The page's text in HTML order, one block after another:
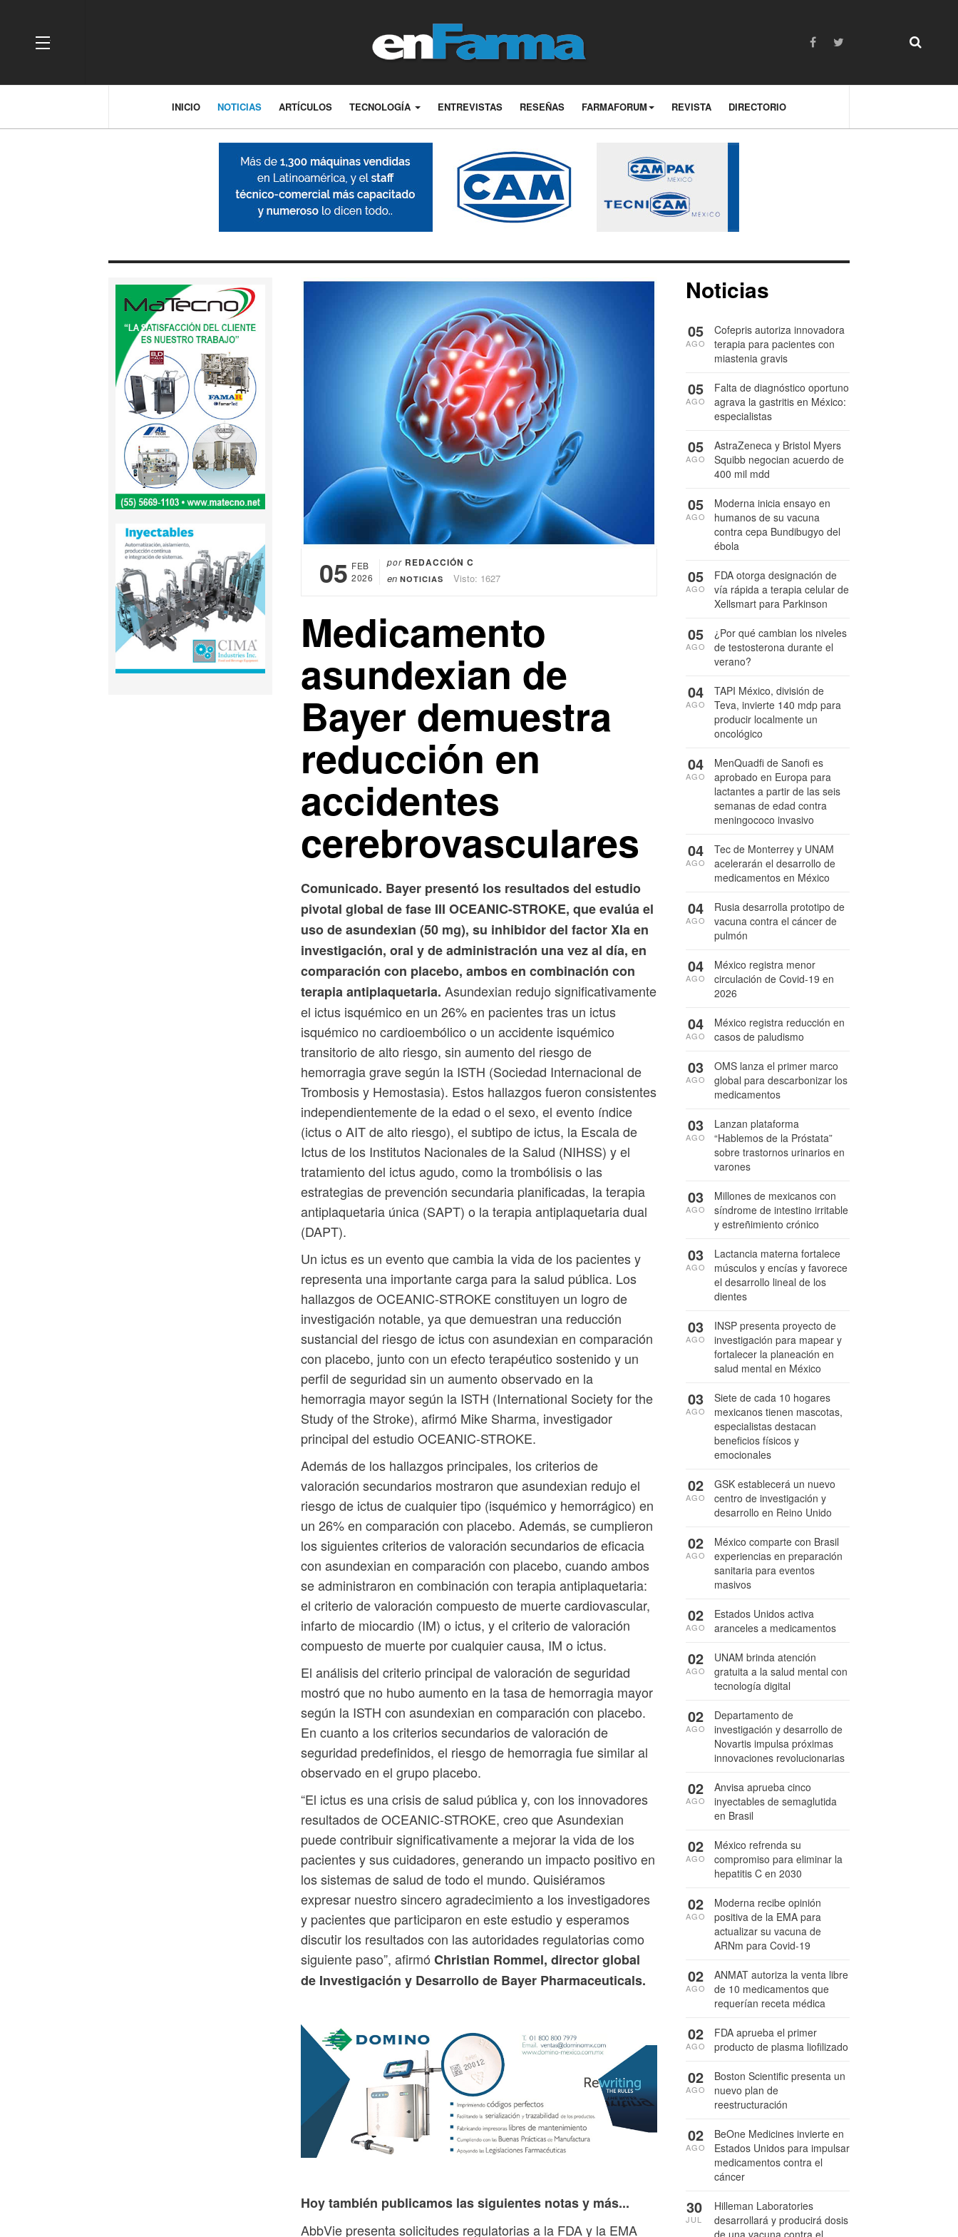
OFF CANVAS
INICIO NOTICIAS ARTÍCULOS TECNOLOGÍA ENTREVISTAS RESEÑAS FARMAFORUM REVISTA DIRECTORIO
05 FEB
2026
por REDACCIÓN C
en NOTICIAS Visto: 1627
Medicamento
asundexian de
Bayer demuestra
reducción en
accidentes
cerebrovasculares
Comunicado. Bayer presentó los resultados del estudio
pivotal global de fase III OCEANIC-STROKE, que evalúa el
uso de asundexian (50 mg), su inhibidor del factor XIa en
investigación, oral y de administración una vez al día, en
comparación con placebo, ambos en combinación con
terapia antiplaquetaria. Asundexian redujo significativamente
el ictus isquémico en un 26% en pacientes tras un ictus
isquémico no cardioembólico o un accidente isquémico
transitorio de alto riesgo, sin aumento del riesgo de
hemorragia grave según la ISTH (Sociedad Internacional de
Trombosis y Hemostasia). Estos hallazgos fueron consistentes
independientemente de la edad o el sexo, el evento índice
(ictus o AIT de alto riesgo), el subtipo de ictus, la Escala de
Ictus de los Institutos Nacionales de la Salud (NIHSS) y el
tratamiento del ictus agudo, como la trombólisis o las
estrategias de prevención secundaria planificadas, la terapia
antiplaquetaria única (SAPT) o la terapia antiplaquetaria dual
(DAPT).
Un ictus es un evento que cambia la vida de los pacientes y
representa una importante carga para la salud pública. Los
hallazgos de OCEANIC-STROKE constituyen un logro de
investigación notable, ya que demuestran una reducción
sustancial del riesgo de ictus con asundexian en comparación
con placebo, junto con un efecto terapéutico sostenido y un
perfil de seguridad sin un aumento observado en la
hemorragia mayor según la ISTH (International Society for the
Study of the Stroke), afirmó Mike Sharma, investigador
principal del estudio OCEANIC-STROKE.
Además de los hallazgos principales, los criterios de
valoración secundarios mostraron que asundexian redujo el
riesgo de ictus de cualquier tipo (isquémico y hemorrágico) en
un 26% en comparación con placebo. Además, se cumplieron
los siguientes criterios de valoración secundarios de eficacia
con asundexian en comparación con placebo, cuando ambos
se administraron en combinación con terapia antiplaquetaria:
el criterio de valoración compuesto de muerte cardiovascular,
infarto de miocardio (IM) o ictus, y el criterio de valoración
compuesto de muerte por cualquier causa, IM o ictus.
El análisis del criterio principal de valoración de seguridad
mostró que no hubo aumento en la tasa de hemorragia mayor
según la ISTH con asundexian en comparación con placebo.
En cuanto a los criterios secundarios de valoración de
seguridad predefinidos, el riesgo de hemorragia fue similar al
observado en el grupo placebo.
“El ictus es una crisis de salud pública y, con los innovadores
resultados de OCEANIC-STROKE, creo que Asundexian
puede contribuir significativamente a mejorar la vida de los
pacientes y sus cuidadores, generando un impacto positivo en
los sistemas de salud de todo el mundo. Quisiéramos
expresar nuestro sincero agradecimiento a los investigadores
y pacientes que participaron en este estudio y esperamos
discutir los resultados con las autoridades regulatorias como
siguiente paso”, afirmó Christian Rommel, director global
de Investigación y Desarrollo de Bayer Pharmaceuticals.
Hoy también publicamos las siguientes notas y más...
AbbVie presenta solicitudes regulatorias a la FDA y la EMA
Noticias
Cofepris autoriza innovadora
terapia para pacientes con
miastenia gravis
05
AGO
Falta de diagnóstico oportuno
agrava la gastritis en México:
especialistas
05
AGO
AstraZeneca y Bristol Myers
Squibb negocian acuerdo de
400 mil mdd
05
AGO
Moderna inicia ensayo en
humanos de su vacuna
contra cepa Bundibugyo del
ébola
05
AGO
FDA otorga designación de
vía rápida a terapia celular de
Xellsmart para Parkinson
05
AGO
¿Por qué cambian los niveles
de testosterona durante el
verano?
05
AGO
TAPI México, división de
Teva, invierte 140 mdp para
producir localmente un
oncológico
04
AGO
MenQuadfi de Sanofi es
aprobado en Europa para
lactantes a partir de las seis
semanas de edad contra
meningococo invasivo
04
AGO
Tec de Monterrey y UNAM
acelerarán el desarrollo de
medicamentos en México
04
AGO
Rusia desarrolla prototipo de
vacuna contra el cáncer de
pulmón
04
AGO
México registra menor
circulación de Covid-19 en
2026
04
AGO
México registra reducción en
casos de paludismo
04
AGO
OMS lanza el primer marco
global para descarbonizar los
medicamentos
03
AGO
Lanzan plataforma
“Hablemos de la Próstata”
sobre trastornos urinarios en
varones
03
AGO
Millones de mexicanos con
síndrome de intestino irritable
y estreñimiento crónico
03
AGO
Lactancia materna fortalece
músculos y encías y favorece
el desarrollo lineal de los
dientes
03
AGO
INSP presenta proyecto de
investigación para mapear y
fortalecer la planeación en
salud mental en México
03
AGO
Siete de cada 10 hogares
mexicanos tienen mascotas,
especialistas destacan
beneficios físicos y
emocionales
03
AGO
GSK establecerá un nuevo
centro de investigación y
desarrollo en Reino Unido
02
AGO
México comparte con Brasil
experiencias en preparación
sanitaria para eventos
masivos
02
AGO
Estados Unidos activa
aranceles a medicamentos
02
AGO
UNAM brinda atención
gratuita a la salud mental con
tecnología digital
02
AGO
Departamento de
investigación y desarrollo de
Novartis impulsa próximas
innovaciones revolucionarias
02
AGO
Anvisa aprueba cinco
inyectables de semaglutida
en Brasil
02
AGO
México refrenda su
compromiso para eliminar la
hepatitis C en 2030
02
AGO
Moderna recibe opinión
positiva de la EMA para
actualizar su vacuna de
ARNm para Covid-19
02
AGO
ANMAT autoriza la venta libre
de 10 medicamentos que
requerían receta médica
02
AGO
FDA aprueba el primer
producto de plasma liofilizado
02
AGO
Boston Scientific presenta un
nuevo plan de
reestructuración
02
AGO
BeOne Medicines invierte en
Estados Unidos para impulsar
medicamentos contra el
cáncer
02
AGO
Hilleman Laboratories
desarrollará y producirá dosis
de una vacuna contra el
30
JUL